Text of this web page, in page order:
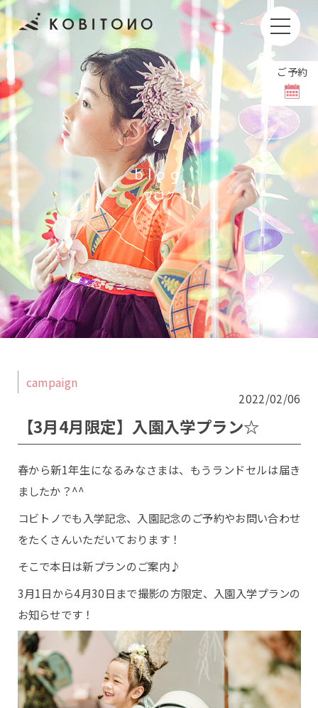
ご予約
お子さまの撮影もしくはお着付けやヘアセットをキャン
セルされる場合、キャンセル料をいただいております。
撮影日の1週間前〜前日
11,000円(税込)
当日
36,000円(税込)
撮影日のご変更は【8日前まで】無料でホームペ
ージより可能です。
当日の体調不良などで変更される場合には、お手
数ですがお電話にてご連絡をお願いいたします。
＼ お問い合わせは公式LINEから ／
こちらから予約ができます
桜坂店 原店2F
原店3F
土日祝日は追加料金【＋5,500円(税込)】
10.11.12月は七五三撮影のお客様のみ
シーズン料金【＋5,500円(税込)】を頂戴いたしま
す。
blog
ブログ
campaign
2022/02/06
【3月4月限定】入園入学プラン☆
春から新1年生になるみなさまは、もうランドセルは届き
ましたか？^^
コビトノでも入学記念、入園記念のご予約やお問い合わせ
をたくさんいただいております！
そこで本日は新プランのご案内♪
3月1日から4月30日まで撮影の方限定、入園入学プランの
お知らせです！